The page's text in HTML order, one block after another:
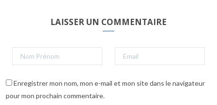
LAISSER UN COMMENTAIRE
Enregistrer mon nom, mon e-mail et mon site dans le navigateur
pour mon prochain commentaire.